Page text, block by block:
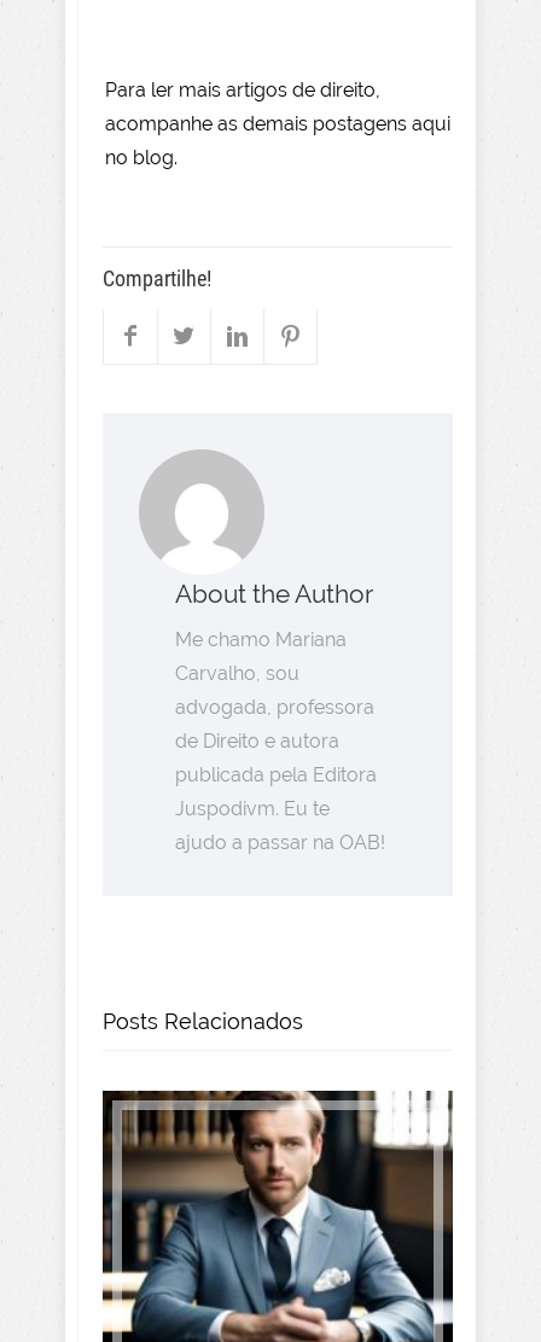
Para ler mais artigos de direito,
acompanhe as demais postagens aqui
no blog.
Compartilhe!
About the Author
Me chamo Mariana
Carvalho, sou
advogada, professora
de Direito e autora
publicada pela Editora
Juspodivm. Eu te
ajudo a passar na OAB!
Posts Relacionados